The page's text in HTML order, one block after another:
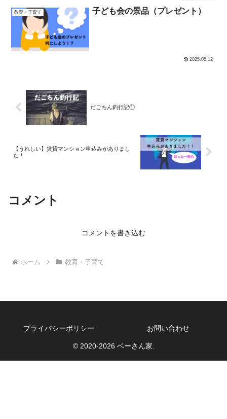
教育・子育て 子ども会の景品（プレゼント）
2025.05.12
だごちん釣行記①
【うれしい】賃貸マンション申込みがありまし
た！
コメント
コメントを書き込む
ホーム 教育・子育て
プライバシーポリシー お問い合わせ
© 2020-2026 ベーさん家.